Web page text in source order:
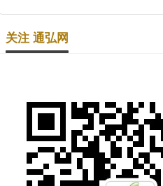
关注 通弘网